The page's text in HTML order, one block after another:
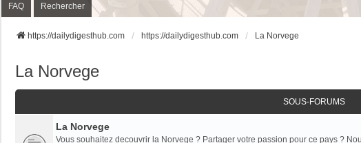
FAQ Rechercher
https://dailydigesthub.com https://dailydigesthub.com La Norvege
La Norvege
SOUS-FORUMS
La Norvege
Vous souhaitez decouvrir la Norvege ? Partager votre passion pour ce pays ?